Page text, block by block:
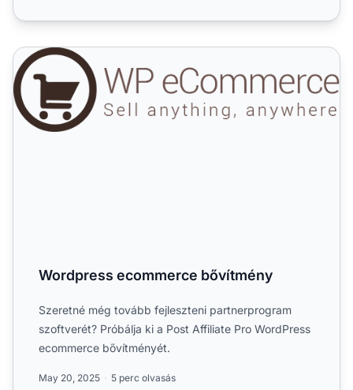
Wordpress ecommerce bővítmény
Wordpress ecommerce bővítmény
Szeretné még tovább fejleszteni partnerprogram
szoftverét? Próbálja ki a Post Affiliate Pro WordPress
ecommerce bővítményét.
May 20, 2025 5 perc olvasás